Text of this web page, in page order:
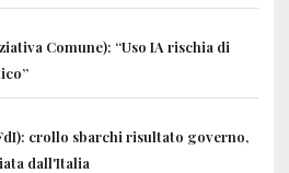
Comune): “Uso IA rischia di
crollo sbarchi risultato governo,
dall'Italia